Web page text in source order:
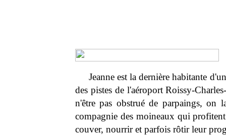
Jeanne est la dernière habitante
des pistes de l'aéroport Roissy-
n'être pas obstrué de parpaings, on
compagnie des moineaux qui
couver, nourrir et parfois rôtir leur